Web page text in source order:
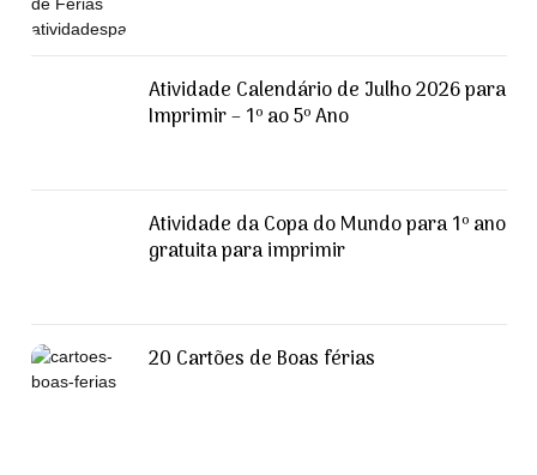
Atividade Calendário de Julho 2026 para
Imprimir – 1º ao 5º Ano
Atividade da Copa do Mundo para 1º ano
gratuita para imprimir
20 Cartões de Boas férias